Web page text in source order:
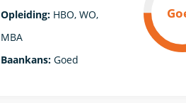
Opleiding: HBO, WO,
MBA
Baankans: Goed